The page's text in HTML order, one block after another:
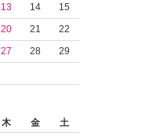
13 14
15
20 21
22
27 28
29
木 金
土